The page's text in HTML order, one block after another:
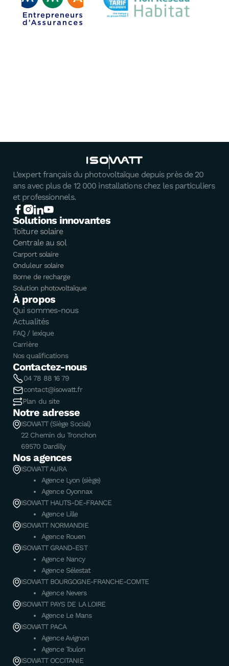
L’expert français du photovoltaïque depuis près de 20
ans avec plus de 12 000 installations chez les particuliers
et professionnels.
Solutions innovantes
Toiture solaire
Centrale au sol
Carport solaire
Onduleur solaire
Borne de recharge
Solution photovoltaïque
À propos
Qui sommes-nous
Actualités
FAQ / lexique
Carrière
Nos qualifications
Contactez-nous
04 78 88 16 79
contact@isowatt.fr
Plan du site
Notre adresse
ISOWATT (Siège Social)
22 Chemin du Tronchon
69570 Dardilly
Nos agences
ISOWATT AURA
Agence Lyon (siège)
Agence Oyonnax
ISOWATT HAUTS-DE-FRANCE
Agence Lille
ISOWATT NORMANDIE
Agence Rouen
ISOWATT GRAND-EST
Agence Nancy
Agence Sélestat
ISOWATT BOURGOGNE-FRANCHE-COMTE
Agence Nevers
ISOWATT PAYS DE LA LOIRE
Agence Le Mans
ISOWATT PACA
Agence Avignon
Agence Toulon
ISOWATT OCCITANIE